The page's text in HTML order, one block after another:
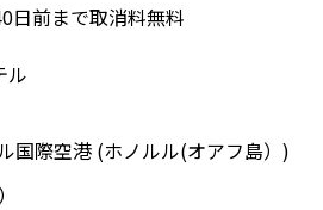
日前まで取消料無料
ル
国際空港 (ホノルル(オアフ島）)